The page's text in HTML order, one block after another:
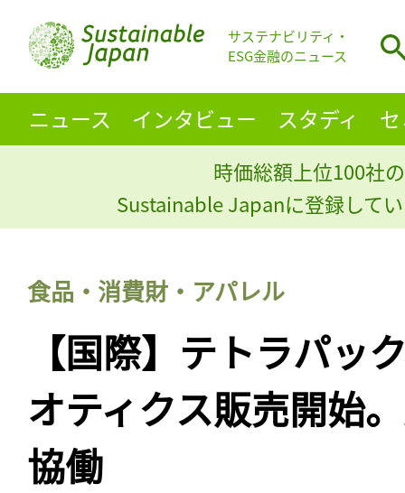
サステナビリティ・
ESG金融のニュース
ニュース インタビュー スタディ
時価総額上位100社
Sustainable Japanに登録して
食品・消費財・アパレル
【国際】テトラパッ
オティクス販売開始
協働